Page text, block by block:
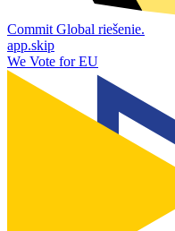
Commit Global riešenie.
app.skip
We Vote for EU